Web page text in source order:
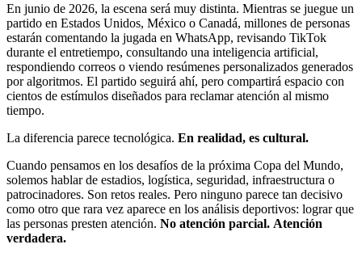
En junio de 2026, la escena será muy distinta. Mientras se juegue un
partido en Estados Unidos, México o Canadá, millones de personas
estarán comentando la jugada en WhatsApp, revisando TikTok
durante el entretiempo, consultando una inteligencia artificial,
respondiendo correos o viendo resúmenes personalizados generados
por algoritmos. El partido seguirá ahí, pero compartirá espacio con
cientos de estímulos diseñados para reclamar atención al mismo
tiempo.
La diferencia parece tecnológica. En realidad, es cultural.
Cuando pensamos en los desafíos de la próxima Copa del Mundo,
solemos hablar de estadios, logística, seguridad, infraestructura o
patrocinadores. Son retos reales. Pero ninguno parece tan decisivo
como otro que rara vez aparece en los análisis deportivos: lograr que
las personas presten atención. No atención parcial. Atención
verdadera.